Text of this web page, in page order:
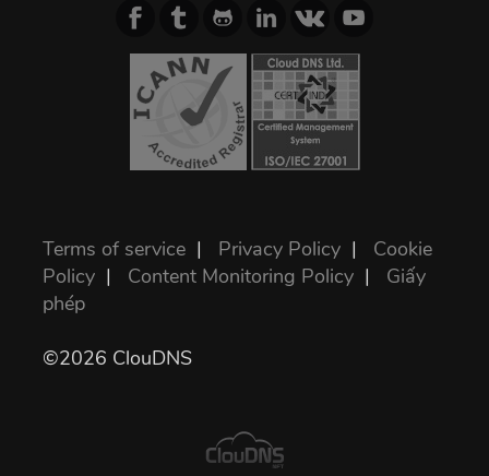
Terms of service | Privacy Policy | Cookie
Policy | Content Monitoring Policy | Giấy
phép
©2026 ClouDNS